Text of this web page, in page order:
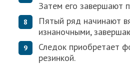
Затем его завершают
Пятый ряд начинают
изнаночными,
Следок приобретает
резинкой.